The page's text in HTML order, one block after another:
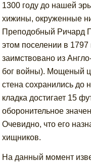
1300 году до нашей
хижины, окруженные
Преподобный Ричард
этом поселении в 1797
заимствовано из
бог войны). Мощеный
стена сохранились до
кладка достигает 15
оборонительное
Очевидно, что его
хищников.
На данный момент